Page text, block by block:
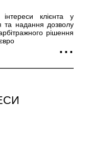
клієнта у
та надання дозволу
рішення